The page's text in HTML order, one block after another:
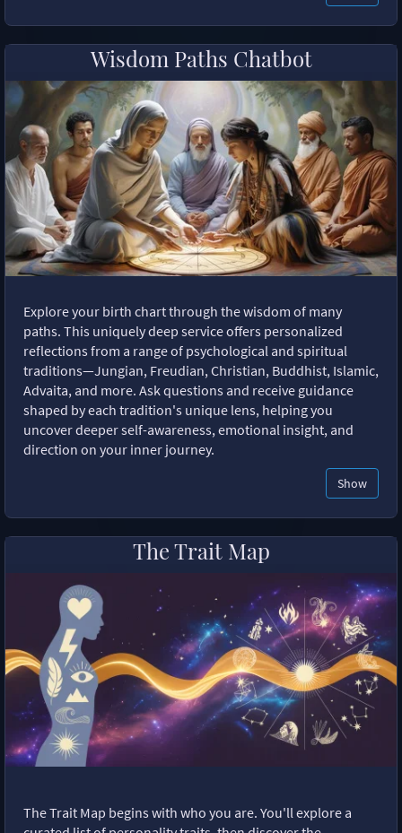
Wisdom Paths Chatbot
Explore your birth chart through the wisdom of many
paths. This uniquely deep service offers personalized
reflections from a range of psychological and spiritual
traditions—Jungian, Freudian, Christian, Buddhist, Islamic,
Advaita, and more. Ask questions and receive guidance
shaped by each tradition's unique lens, helping you
uncover deeper self-awareness, emotional insight, and
direction on your inner journey.
Show
The Trait Map
The Trait Map begins with who you are. You'll explore a